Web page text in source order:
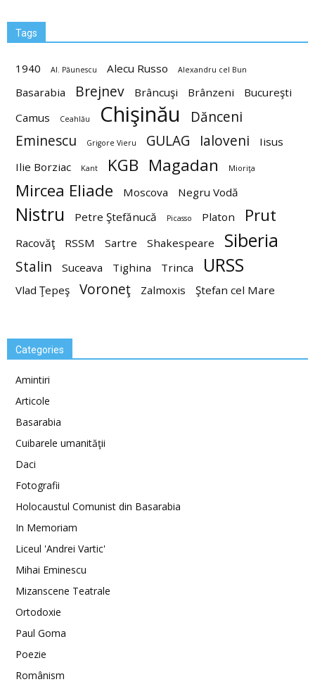
Tags
1940 Al. Păunescu Alecu Russo Alexandru cel Bun
Basarabia Brejnev Brâncuşi Brânzeni
Bucureşti
Camus
Ceahlău Chişinău
Dănceni
Eminescu
Grigore Vieru GULAG Ialoveni
Iisus
Ilie Borziac
Kant KGB Magadan Mioriţa
Mircea Eliade Moscova Negru Vodă
Nistru Petre Ştefănucă Picasso Platon Prut
Racovăţ RSSM Sartre Shakespeare Siberia
Stalin Suceava Tighina Trinca URSS
Vlad Ţepeş Voroneţ Zalmoxis Ştefan cel Mare
Categories
Amintiri
Articole
Basarabia
Cuibarele umanităţii
Daci
Fotografii
Holocaustul Comunist din Basarabia
In Memoriam
Liceul 'Andrei Vartic'
Mihai Eminescu
Mizanscene Teatrale
Ortodoxie
Paul Goma
Poezie
Românism